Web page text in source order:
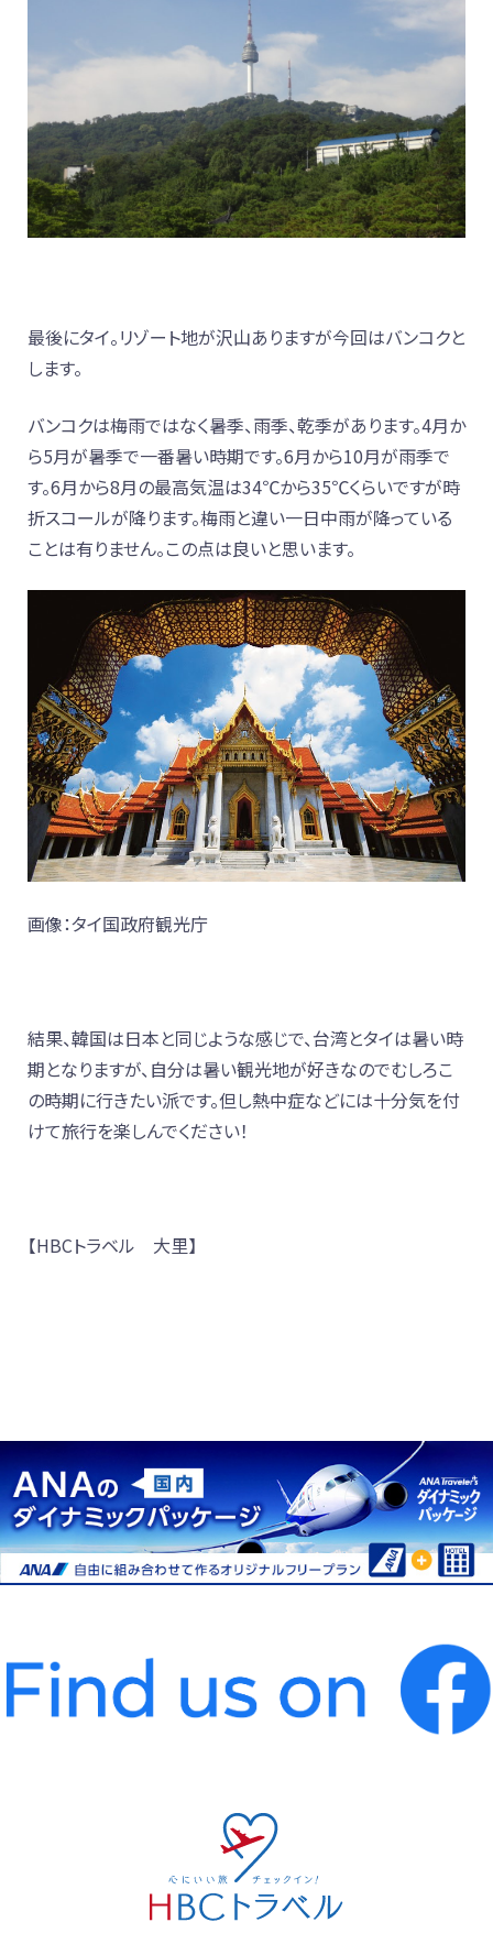
最後にタイ。リゾート地が沢山ありますが今回はバンコクと
します。
バンコクは梅雨ではなく暑季、雨季、乾季があります。4月か
ら5月が暑季で一番暑い時期です。6月から10月が雨季で
す。6月から8月の最高気温は34℃から35℃くらいですが時
折スコールが降ります。梅雨と違い一日中雨が降っている
ことは有りません。この点は良いと思います。
画像：タイ国政府観光庁
結果、韓国は日本と同じような感じで、台湾とタイは暑い時
期となりますが、自分は暑い観光地が好きなのでむしろこ
の時期に行きたい派です。但し熱中症などには十分気を付
けて旅行を楽しんでください！
【HBCトラベル 大里】